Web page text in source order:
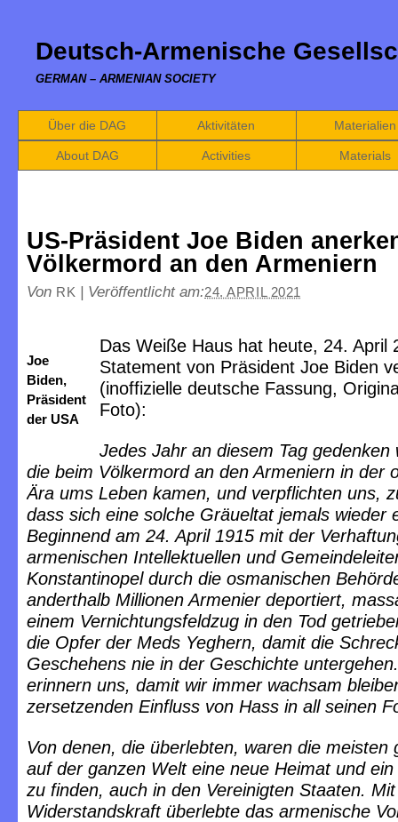
Deutsch-Armenische
GERMAN – ARMENIAN SOCIETY
Über die DAG Aktivitäten Materialien
About DAG Activities Materials
US-Präsident Joe Biden
Völkermord an den Armeniern
Von RK | Veröffentlicht am:24. APRIL 2021
Joe
Biden,
Präsident
der USA
Das Weiße Haus hat heute, 24. April
Statement von Präsident Joe Biden
(inoffizielle deutsche Fassung,
Foto):
Jedes Jahr an diesem Tag gedenken
die beim Völkermord an den Armeniern in der
Ära ums Leben kamen, und verpflichten uns,
dass sich eine solche Gräueltat jemals wieder
Beginnend am 24. April 1915 mit der
armenischen Intellektuellen und
Konstantinopel durch die osmanischen
anderthalb Millionen Armenier deportiert,
einem Vernichtungsfeldzug in den Tod
die Opfer der Meds Yeghern, damit die
Geschehens nie in der Geschichte
erinnern uns, damit wir immer wachsam
zersetzenden Einfluss von Hass in all seinen
Von denen, die überlebten, waren die meisten
auf der ganzen Welt eine neue Heimat und
zu finden, auch in den Vereinigten Staaten.
Widerstandskraft überlebte das armenische